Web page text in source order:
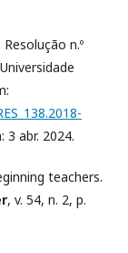
Resolução n.º
3 abr. 2024.
teachers.
, v. 54, n. 2, p.